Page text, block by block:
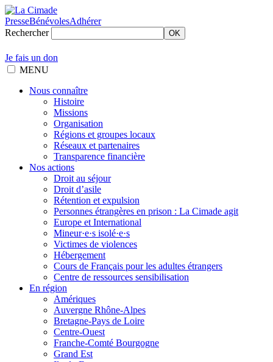
PresseBénévolesAdhérer
Rechercher
OK
Je fais un don
MENU
Nous connaître
Histoire
Missions
Organisation
Régions et groupes locaux
Réseaux et partenaires
Transparence financière
Nos actions
Droit au séjour
Droit d’asile
Rétention et expulsion
Personnes étrangères en prison : La Cimade agit
Europe et International
Mineur·e·s isolé·e·s
Victimes de violences
Hébergement
Cours de Français pour les adultes étrangers
Centre de ressources sensibilisation
En région
Amériques
Auvergne Rhône-Alpes
Bretagne-Pays de Loire
Centre-Ouest
Franche-Comté Bourgogne
Grand Est